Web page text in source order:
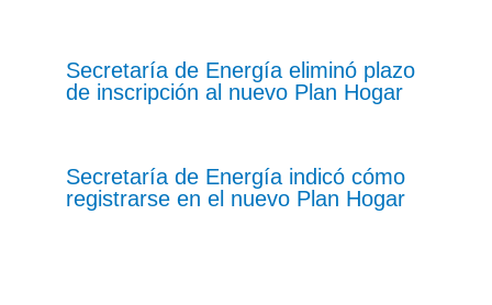
Secretaría de Energía eliminó plazo
de inscripción al nuevo Plan Hogar
Secretaría de Energía indicó cómo
registrarse en el nuevo Plan Hogar